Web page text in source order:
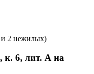
2 нежилых)
к. 6, лит. А на